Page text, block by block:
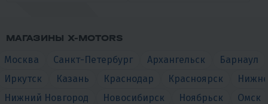
МАГАЗИНЫ X-MOTORS
Москва Санкт-Петербург Архангельск
Барнаул
Иркутск
Казань Краснодар Красноярск
Нижний Новгород
Новосибирск Ноябрьск
Омск